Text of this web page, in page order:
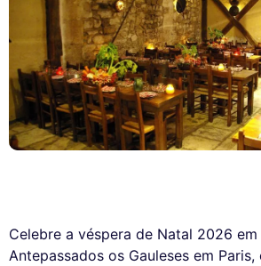
Celebre a véspera de Natal 2026 em
Antepassados os Gauleses em